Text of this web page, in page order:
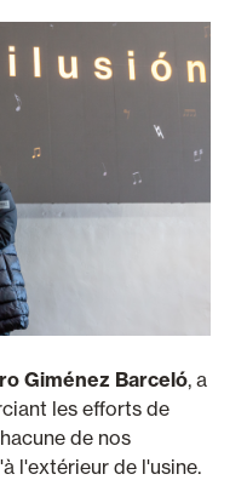
Giménez Barceló, a
les efforts de
de nos
l'extérieur de l'usine.